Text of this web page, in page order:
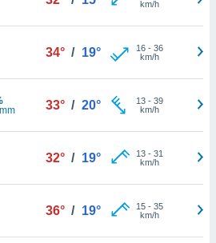
km/h
34° / 19° 16- 36
km/h
33° / 20° 13- 39
km/h
32° / 19° 13- 31
km/h
36° / 19° 15- 35
km/h